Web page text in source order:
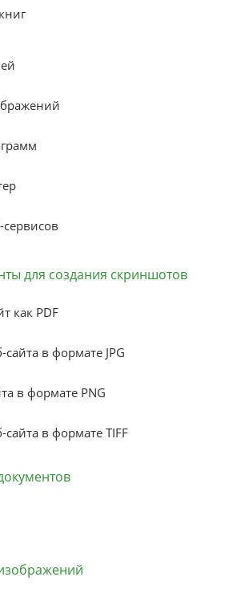
для создания скриншотов
как PDF
в формате JPG
в формате PNG
в формате TIFF